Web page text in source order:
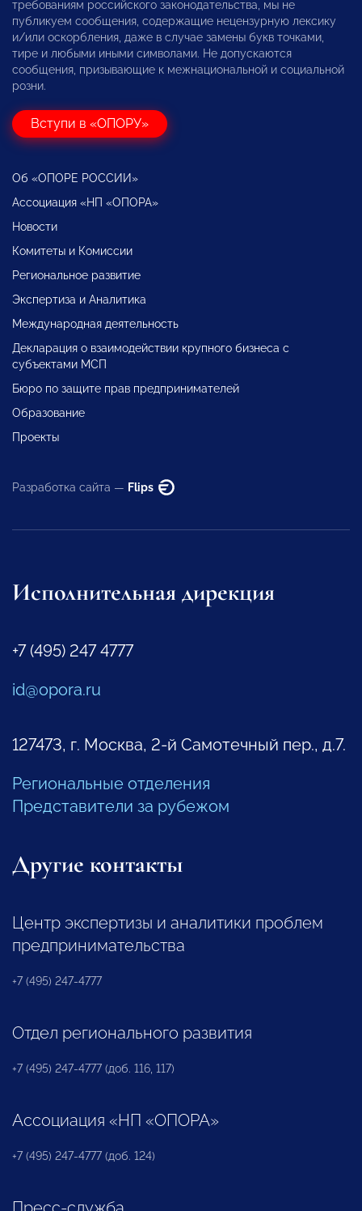
требованиям российского законодательства, мы не
публикуем сообщения, содержащие нецензурную лексику
и/или оскорбления, даже в случае замены букв точками,
тире и любыми иными символами. Не допускаются
сообщения, призывающие к межнациональной и социальной
розни.
Вступи в «ОПОРУ»
Об «ОПОРЕ РОССИИ»
Ассоциация «НП «ОПОРА»
Новости
Комитеты и Комиссии
Региональное развитие
Экспертиза и Аналитика
Международная деятельность
Декларация о взаимодействии крупного бизнеса с
субъектами МСП
Бюро по защите прав предпринимателей
Образование
Проекты
Разработка сайта — Flips
Исполнительная дирекция
+7 (495) 247 4777
id@opora.ru
127473, г. Москва, 2-й Самотечный пер., д.7.
Региональные отделения
Представители за рубежом
Другие контакты
Центр экспертизы и аналитики проблем
предпринимательства
+7 (495) 247-4777
Отдел регионального развития
+7 (495) 247-4777 (доб. 116, 117)
Ассоциация «НП «ОПОРА»
+7 (495) 247-4777 (доб. 124)